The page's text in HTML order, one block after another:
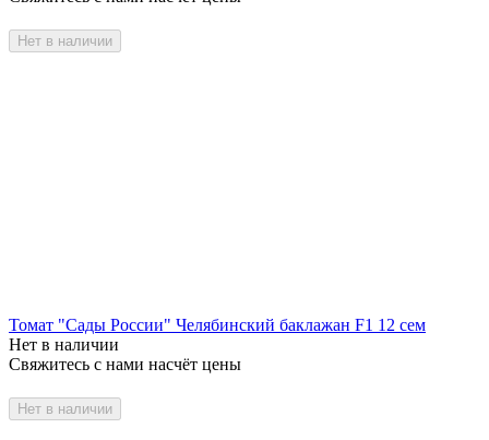
Нет в наличии
Томат "Сады России" Челябинский баклажан F1 12 сем
Нет в наличии
Свяжитесь с нами насчёт цены
Нет в наличии